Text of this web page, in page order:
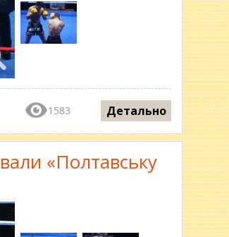
1583 Детально
«Полтавську